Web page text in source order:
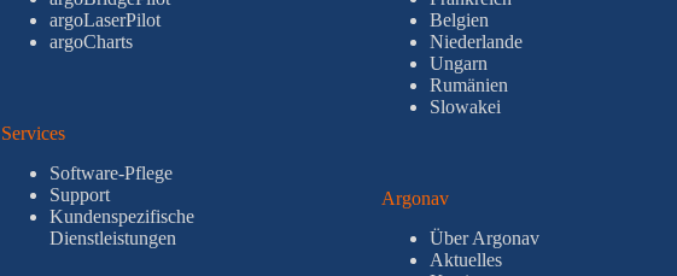
argoLaserPilot
argoCharts
Services
Software-Pflege
Support
Kundenspezifische
Dienstleistungen
Belgien
Niederlande
Ungarn
Rumänien
Slowakei
Argonav
Über Argonav
Aktuelles